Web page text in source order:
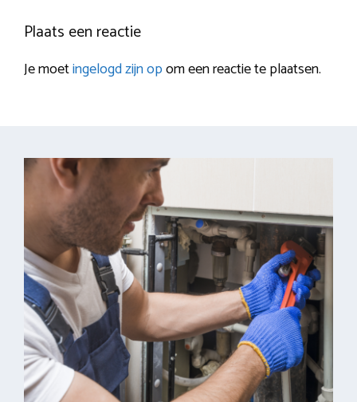
Plaats een reactie
Je moetingelogd zijn opom een reactie te plaatsen.